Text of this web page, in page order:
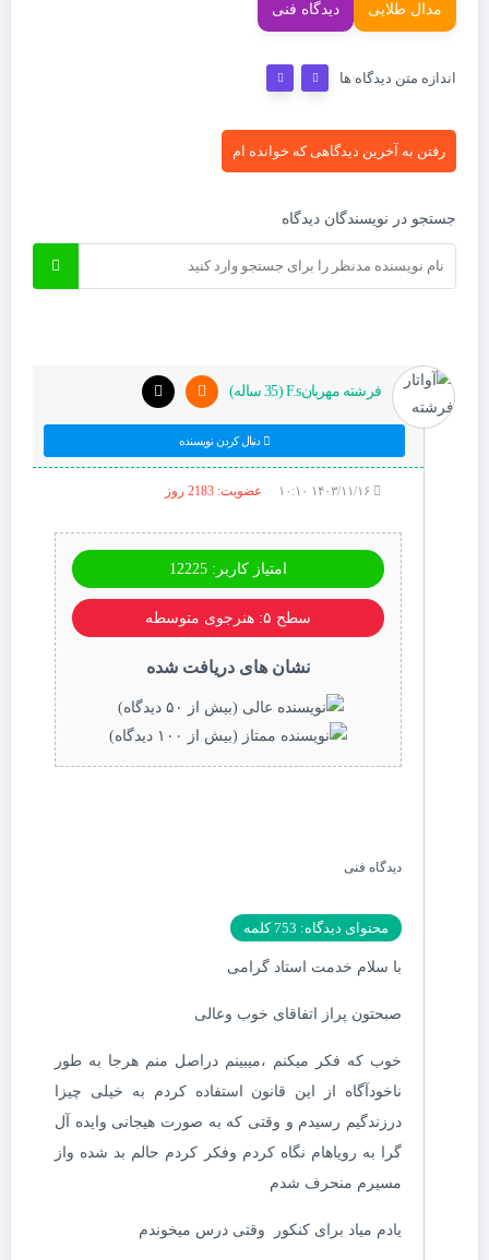
مدال طلایی دیدگاه فنی
اندازه متن دیدگاه ها
رفتن به آخرین دیدگاهی که خوانده ام
جستجو در نویسندگان دیدگاه
فرشته مهربانF.s (35 ساله)
دنبال کردن نویسنده
عضویت: 2183 روز
امتیاز کاربر: 12225
سطح ۵: هنرجوی متوسطه
نشان های دریافت شده
دیدگاه فنی
محتوای دیدگاه: 753 کلمه
با سلام خدمت استاد گرامی
صبحتون پراز اتفاقای خوب وعالی
خوب که فکر میکنم ،میبینم دراصل منم هرجا به طور
ناخودآگاه از این قانون استفاده کردم به خیلی چیزا
درزندگیم رسیدم و وقتی که به صورت هیجانی وایده آل
گرا به رویاهام نگاه کردم وفکر کردم حالم بد شده واز
مسیرم منحرف شدم
یادم میاد برای کنکور وقتی درس میخوندم